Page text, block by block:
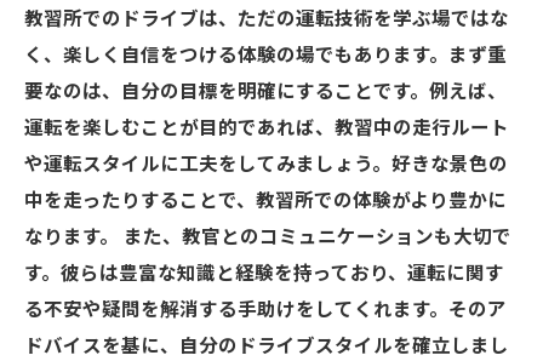
教習所でのドライブは、ただの運転技術を学ぶ場ではな
く、楽しく自信をつける体験の場でもあります。まず重
要なのは、自分の目標を明確にすることです。例えば、
運転を楽しむことが目的であれば、教習中の走行ルート
や運転スタイルに工夫をしてみましょう。好きな景色の
中を走ったりすることで、教習所での体験がより豊かに
なります。 また、教官とのコミュニケーションも大切で
す。彼らは豊富な知識と経験を持っており、運転に関す
る不安や疑問を解消する手助けをしてくれます。そのア
ドバイスを基に、自分のドライブスタイルを確立しまし